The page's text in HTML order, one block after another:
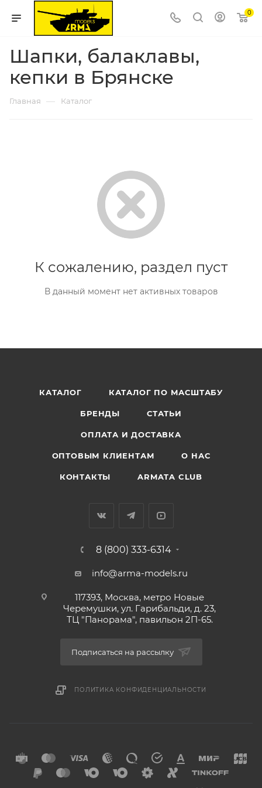
0
Шапки, балаклавы,
кепки в Брянске
Главная — Каталог
К сожалению, раздел пуст
В данный момент нет активных товаров
КАТАЛОГ КАТАЛОГ ПО МАСШТАБУ
БРЕНДЫ СТАТЬИ
ОПЛАТА И ДОСТАВКА
ОПТОВЫМ КЛИЕНТАМ О НАС
КОНТАКТЫ ARMATA CLUB
8 (800) 333-6314
info@arma-models.ru
117393, Москва, метро Новые
Черемушки, ул. Гарибальди, д. 23,
ТЦ "Панорама", павильон 2П-65.
Подписаться на рассылку
ПОЛИТИКА КОНФИДЕНЦИАЛЬНОСТИ